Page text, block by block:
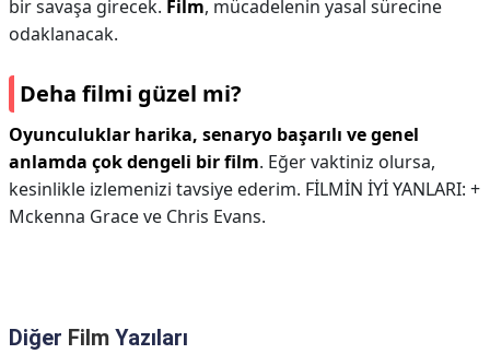
bir savaşa girecek. Film, mücadelenin yasal sürecine
odaklanacak.
Deha filmi güzel mi?
Oyunculuklar harika, senaryo başarılı ve genel
anlamda çok dengeli bir film. Eğer vaktiniz olursa,
kesinlikle izlemenizi tavsiye ederim. FİLMİN İYİ YANLARI: +
Mckenna Grace ve Chris Evans.
Diğer Film Yazıları